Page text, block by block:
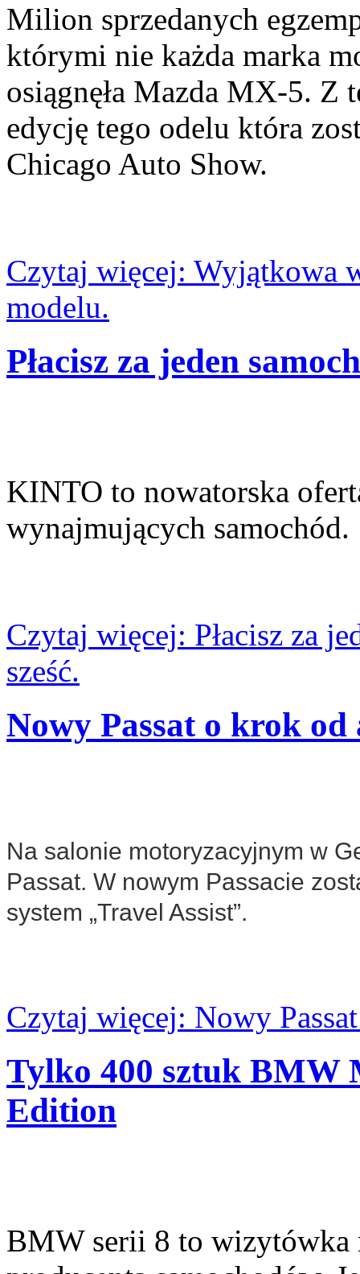
Milion sprzedanych
którymi nie każda marka
osiągnęła Mazda MX-5. Z
edycję tego odelu która
Chicago Auto Show.
Czytaj więcej: Wyjątkowa
modelu.
Płacisz za jeden
KINTO to nowatorska
wynajmujących samochód.
Czytaj więcej: Płacisz za
sześć.
Nowy Passat o krok
Na salonie motoryzacyjnym w
Passat. W nowym Passacie
system „Travel Assist”.
Czytaj więcej: Nowy
Tylko 400 sztuk BMW
Edition
BMW serii 8 to wizytówka